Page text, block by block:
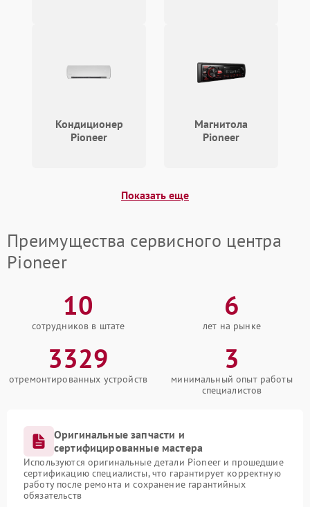
Кондиционер
Pioneer
Магнитола
Pioneer
Показать еще
Преимущества сервисного центра
Pioneer
10
сотрудников в штате
6
лет на рынке
3329
отремонтированных устройств
3
минимальный опыт работы
специалистов
Оригинальные запчасти и
сертифицированные мастера
Используются оригинальные детали Pioneer и прошедшие
сертификацию специалисты, что гарантирует корректную
работу после ремонта и сохранение гарантийных
обязательств